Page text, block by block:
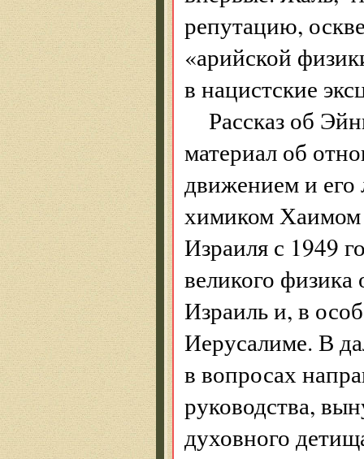
репутацию,
«арийской
в нацистские
Рассказ об
материал об
движением и
химиком
Израиля с 1949
великого физика
Израиль и, в
Иерусалиме. В
в вопросах
руководства,
духовного